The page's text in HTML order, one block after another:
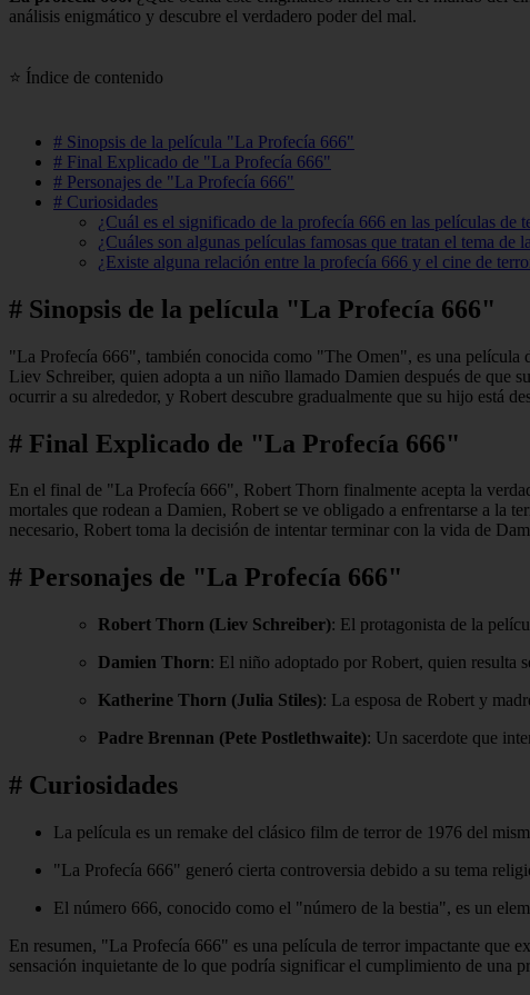
análisis enigmático y descubre el verdadero poder del mal.
⭐ Índice de contenido
# Sinopsis de la película "La Profecía 666"
# Final Explicado de "La Profecía 666"
# Personajes de "La Profecía 666"
# Curiosidades
¿Cuál es el significado de la profecía 666 en las películas de
¿Cuáles son algunas películas famosas que tratan el tema de
¿Existe alguna relación entre la profecía 666 y el cine de
# Sinopsis de la película "La Profecía 666"
"La Profecía 666", también conocida como "The Omen", es una
Liev Schreiber, quien adopta a un niño llamado Damien después de que
ocurrir a su alrededor, y Robert descubre gradualmente que su hijo está
# Final Explicado de "La Profecía 666"
En el final de "La Profecía 666", Robert Thorn finalmente acepta la
mortales que rodean a Damien, Robert se ve obligado a enfrentarse a la
necesario, Robert toma la decisión de intentar terminar con la vida de
# Personajes de "La Profecía 666"
Robert Thorn (Liev Schreiber): El protagonista de la
Damien Thorn: El niño adoptado por Robert, quien resulta
Katherine Thorn (Julia Stiles): La esposa de Robert y
Padre Brennan (Pete Postlethwaite): Un sacerdote que
# Curiosidades
La película es un remake del clásico film de terror de 1976 del
"La Profecía 666" generó cierta controversia debido a su tema
El número 666, conocido como el "número de la bestia", es un
En resumen, "La Profecía 666" es una película de terror impactante que
sensación inquietante de lo que podría significar el cumplimiento de una